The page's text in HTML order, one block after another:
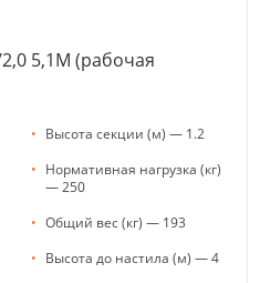
5,1М (рабочая
• Высота секции (м) — 1.2
• Нормативная нагрузка (кг)
— 250
• Общий вес (кг) — 193
• Высота до настила (м) — 4